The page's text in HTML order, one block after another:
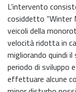
L’intervento
cosiddetto “Winter
veicoli della
velocità ridotta in
migliorando quindi
periodo di sviluppo
effettuare alcune